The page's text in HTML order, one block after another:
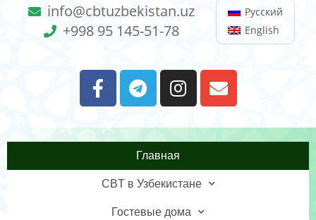
info@cbtuzbekistan.uz
+998 95 145-51-78
Русский
English
Главная
CBT в Узбекистане
Гостевые дома